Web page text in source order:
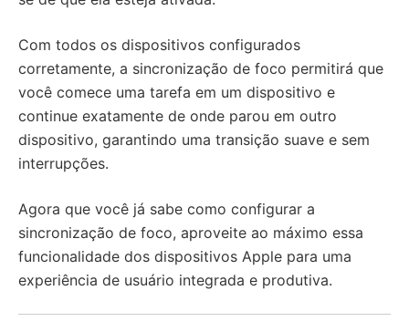
Com todos os dispositivos configurados
corretamente, a sincronização de foco permitirá que
você comece uma tarefa em um dispositivo e
continue exatamente de onde parou em outro
dispositivo, garantindo uma transição suave e sem
interrupções.
Agora que você já sabe como configurar a
sincronização de foco, aproveite ao máximo essa
funcionalidade dos dispositivos Apple para uma
experiência de usuário integrada e produtiva.